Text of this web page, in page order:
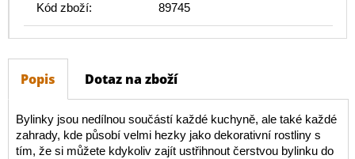
Kód zboží: 89745
Popis Dotaz na zboží
Bylinky jsou nedílnou součástí každé kuchyně, ale také každé
zahrady, kde působí velmi hezky jako dekorativní rostliny s
tím, že si můžete kdykoliv zajít ustřihnout čerstvou bylinku do